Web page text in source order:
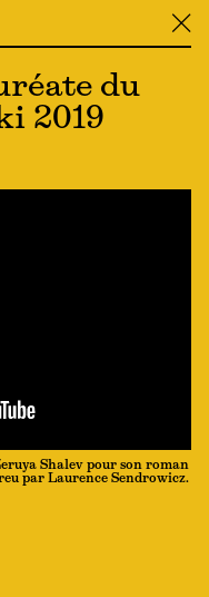
╳
du
2019
Shalev pour son roman
par Laurence Sendrowicz.